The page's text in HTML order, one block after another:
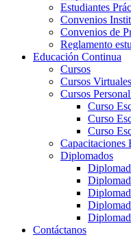
Estudiantes
Convenios
Convenios de
Reglamento
Educación Continua
Cursos
Cursos Virtuales
Cursos
Curso
Curso
Curso
Capacitaciones
Diplomados
Contáctanos